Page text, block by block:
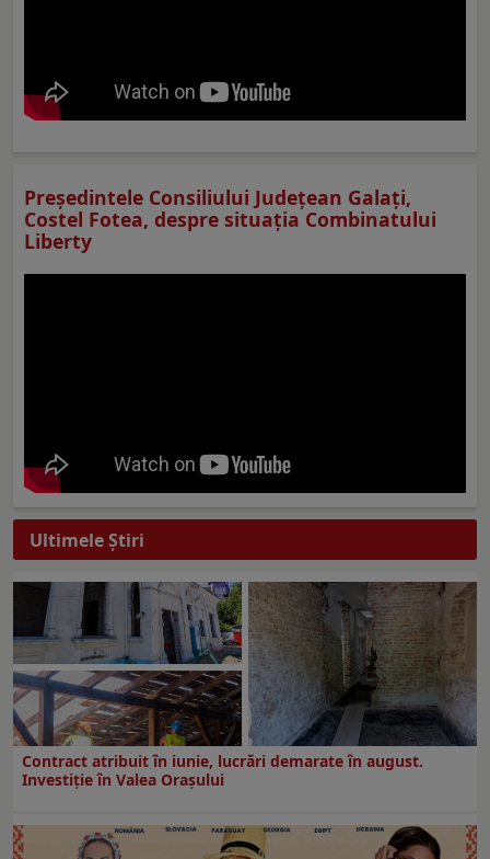
Preşedintele Consiliului Judeţean Galaţi,
Costel Fotea, despre situaţia Combinatului
Liberty
Ultimele Ştiri
Contract atribuit în iunie, lucrări demarate în august.
Investiţie în Valea Oraşului